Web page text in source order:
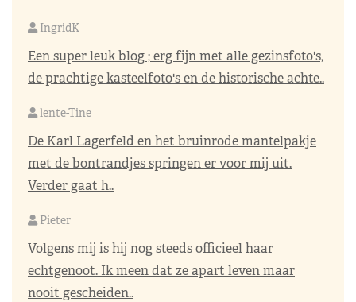
IngridK
Een super leuk blog ; erg fijn met alle gezinsfoto's,
de prachtige kasteelfoto's en de historische achte..
lente-Tine
De Karl Lagerfeld en het bruinrode mantelpakje
met de bontrandjes springen er voor mij uit.
Verder gaat h..
Pieter
Volgens mij is hij nog steeds officieel haar
echtgenoot. Ik meen dat ze apart leven maar
nooit gescheiden..